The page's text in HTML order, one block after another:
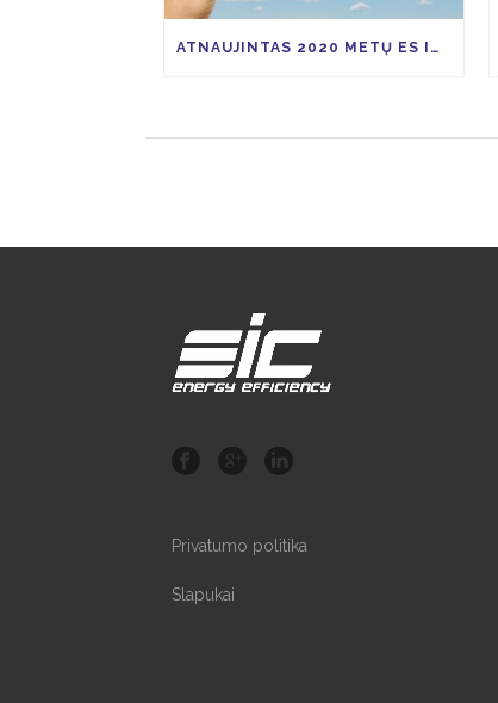
ATNAUJINTAS 2020 METŲ ES INVESTICIJŲ PRIEMONIŲ KVIETIMŲ TEIKTI PARAIŠKAS PLANAS
Privatumo politika
Slapukai